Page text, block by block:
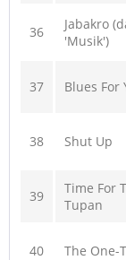
36
Jabakro
'Musik')
37 Blues For
38 Shut Up
39
Time For
Tupan
40 The One-